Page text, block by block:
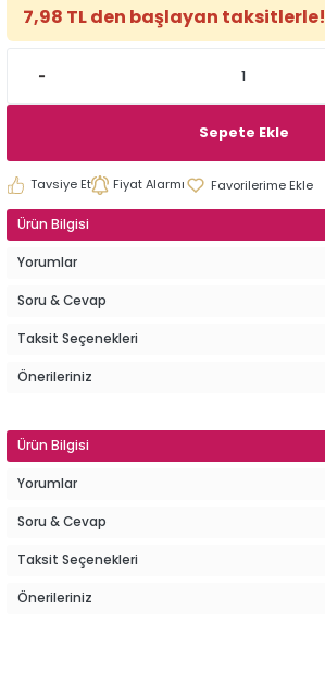
7,98 TL den başlayan taksitlerle!
Sepete Ekle
Tavsiye Et Fiyat Alarmı
Ürün Bilgisi
Yorumlar
Soru & Cevap
Taksit Seçenekleri
Önerileriniz
Ürün Bilgisi
Yorumlar
Soru & Cevap
Taksit Seçenekleri
Önerileriniz